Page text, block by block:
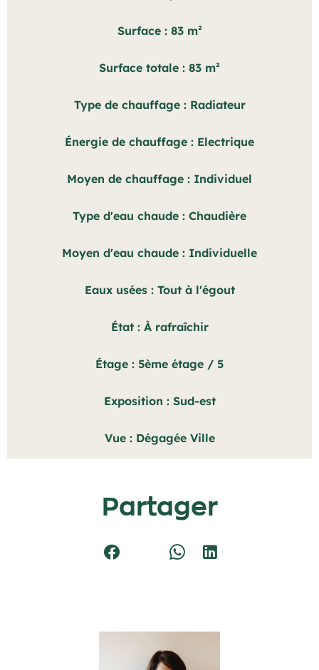
Surface 83 m²
Surface totale 83 m²
Type de chauffage Radiateur
Énergie de chauffage Electrique
Moyen de chauffage Individuel
Type d'eau chaude Chaudière
Moyen d'eau chaude Individuelle
Eaux usées Tout à l'égout
État À rafraîchir
Étage 5ème étage / 5
Exposition Sud-est
Vue Dégagée Ville
Partager